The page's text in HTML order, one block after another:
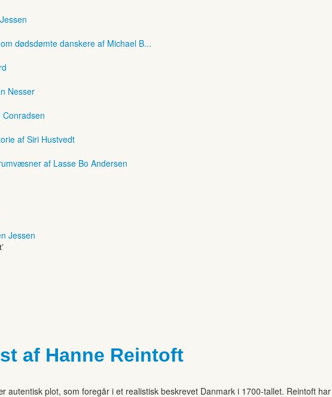
dødsdømte danskere af Michael B...
Nesser
af Siri Hustvedt
af Lasse Bo Andersen
Jessen
af Hanne Reintoft
autentisk plot, som foregår i et realistisk beskrevet Danmark i 1700-tallet. Reintoft